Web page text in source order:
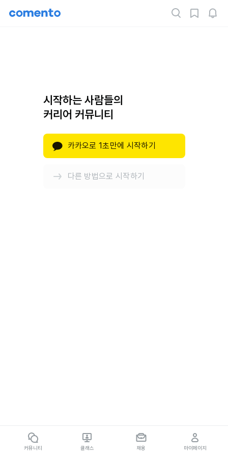
시작하는 사람들의
커리어 커뮤니티
카카오로 1초만에 시작하기
다른 방법으로 시작하기
커뮤니티 클래스 채용 마이페이지